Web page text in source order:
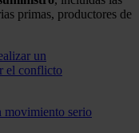
primas, productores de
movimiento serio